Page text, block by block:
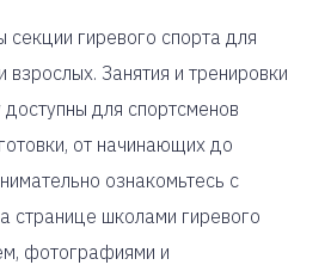
секции гиревого спорта для
взрослых. Занятия и тренировки
для спортсменов
от начинающих до
ознакомьтесь с
странице школами гиревого
фотографиями и